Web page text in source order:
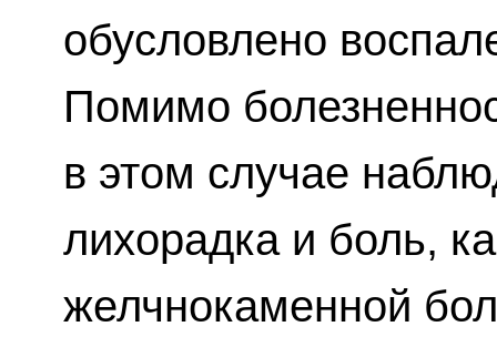
обусловлено
Помимо
в этом случае
лихорадка и боль,
желчнокаменной